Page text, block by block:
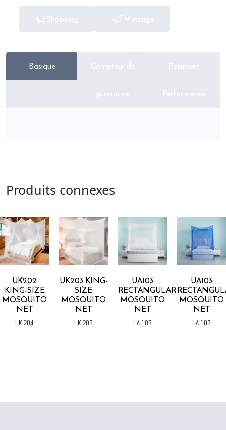
Shopping Message
Basique Compteur de
puissance
Paiement
Performance
Produits connexes
UK202
KING-SIZE
MOSQUITO
NET
UK 204
UK203 KING-
SIZE
MOSQUITO
NET
UK 203
UA103
RECTANGULAR
MOSQUITO
NET
UA 103
UA103
MOSQUITO
NET
UA 103